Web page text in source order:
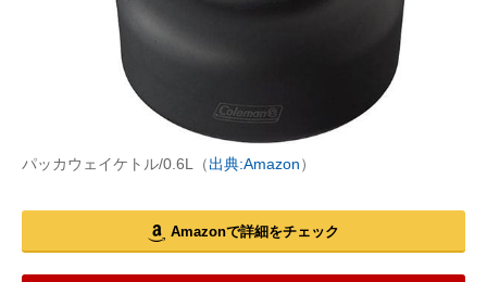
パッカウェイケトル/0.6L（出典:Amazon）
Amazonで詳細をチェック